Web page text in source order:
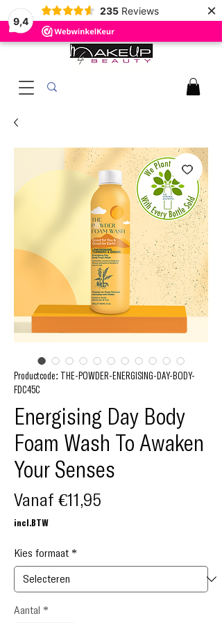
9,4
235 Reviews ×
Productcode: THE-POWDER-ENERGISING-DAY-BODY-
FDC45C
Energising Day Body
Foam Wash To Awaken
Your Senses
Vanaf €11,95
incl.BTW
Kies formaat *
Aantal *